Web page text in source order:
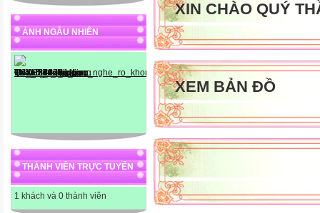
ẢNH NGẪU NHIÊN
THÀNH VIÊN TRỰC TUYẾN
1 khách và 0 thành viên
XIN CHÀO QUÝ
XEM BẢN ĐỒ